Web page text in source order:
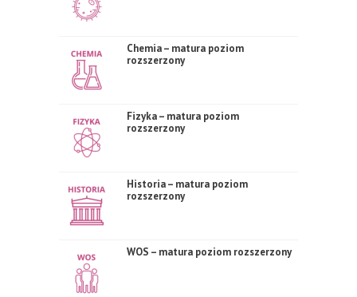
Chemia – matura poziom
rozszerzony
Fizyka – matura poziom
rozszerzony
Historia – matura poziom
rozszerzony
WOS – matura poziom rozszerzony